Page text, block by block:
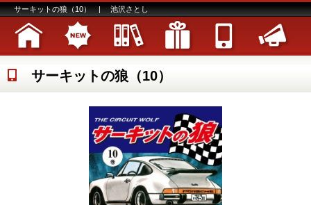
サーキットの狼（10） | 池沢さとし
サーキットの狼（10）